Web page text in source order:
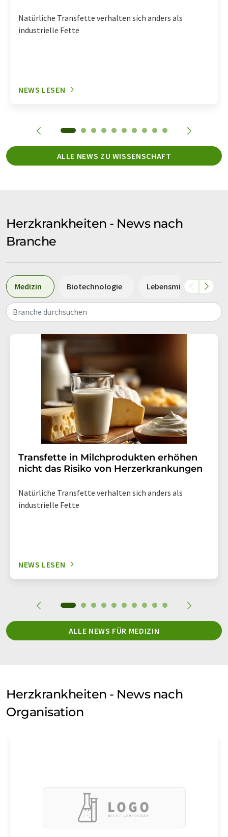
Natürliche Transfette verhalten sich anders als
industrielle Fette
NEWS LESEN
ALLE NEWS ZU WISSENSCHAFT
Herzkrankheiten - News nach
Branche
Medizin Biotechnologie Lebensmittel
Branche durchsuchen
Transfette in Milchprodukten erhöhen
nicht das Risiko von Herzerkrankungen
Natürliche Transfette verhalten sich anders als
industrielle Fette
NEWS LESEN
ALLE NEWS FÜR MEDIZIN
Herzkrankheiten - News nach
Organisation